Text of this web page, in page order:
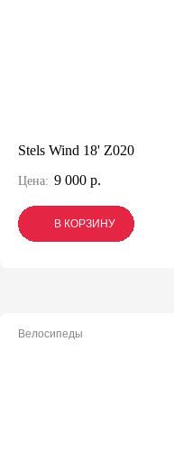
Stels Wind 18' Z020
Цена: 9 000 р.
В КОРЗИНУ
В КОРЗИНУ
В КОРЗИНУ
Велосипеды